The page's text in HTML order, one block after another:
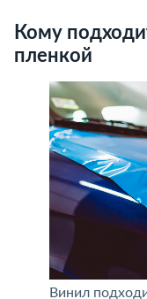
Кому
пленкой
Винил